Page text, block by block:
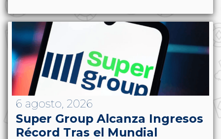
6 agosto, 2026
Super Group Alcanza Ingresos
Récord Tras el Mundial